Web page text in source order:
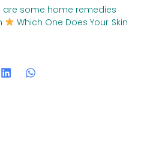
are some home remedies
Which One Does Your Skin